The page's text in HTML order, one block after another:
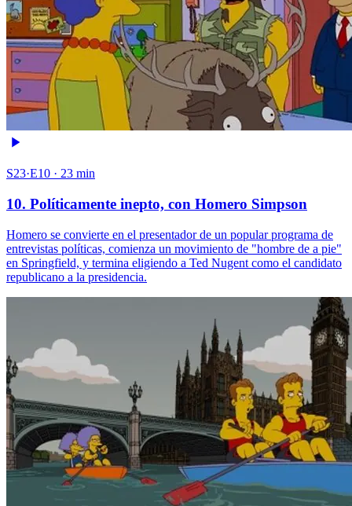
S23·E10 · 23 min
10. Políticamente inepto, con Homero Simpson
Homero se convierte en el presentador de un popular programa de
entrevistas políticas, comienza un movimiento de "hombre de a pie"
en Springfield, y termina eligiendo a Ted Nugent como el candidato
republicano a la presidencia.